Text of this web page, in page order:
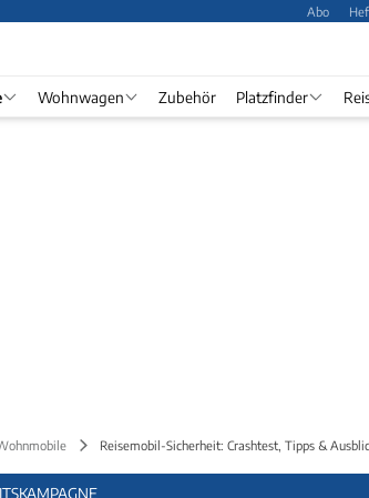
Abo
Wohnwagen Zubehör Platzfinder
Reisemobil-Sicherheit: Crashtest, Tipps &